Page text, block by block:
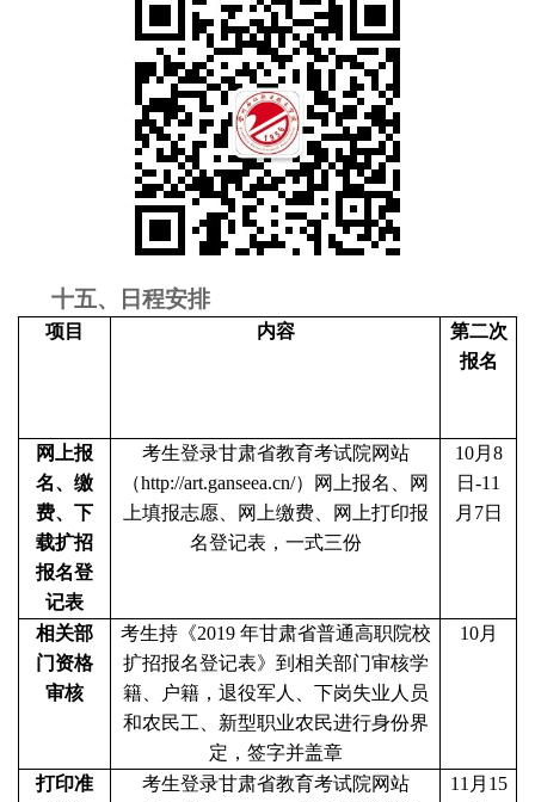
十五、日程安排
项目 内容
第二次
报名
网上报
名、缴
费、下
载扩招
报名登
记表
考生登录甘肃省教育考试院网站
（http://art.ganseea.cn/）网上报名、网
上填报志愿、网上缴费、网上打印报
名登记表，一式三份
10月8
日-11
月7日
相关部
门资格
审核
考生持《2019 年甘肃省普通高职院校
扩招报名登记表》到相关部门审核学
籍、户籍，退役军人、下岗失业人员
和农民工、新型职业农民进行身份界
定，签字并盖章
10月
打印准
考生登录甘肃省教育考试院网站
11月15